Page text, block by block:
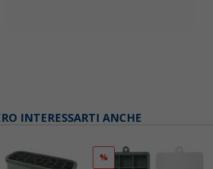
INTERESSARTI ANCHE
%